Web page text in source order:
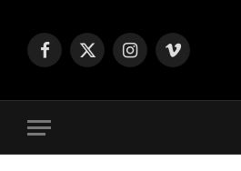
Facebook
X
Instagram
Vimeo